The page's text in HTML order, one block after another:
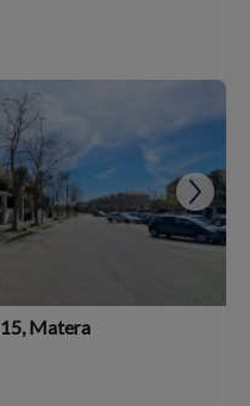
Independent house sagittario 15, Matera